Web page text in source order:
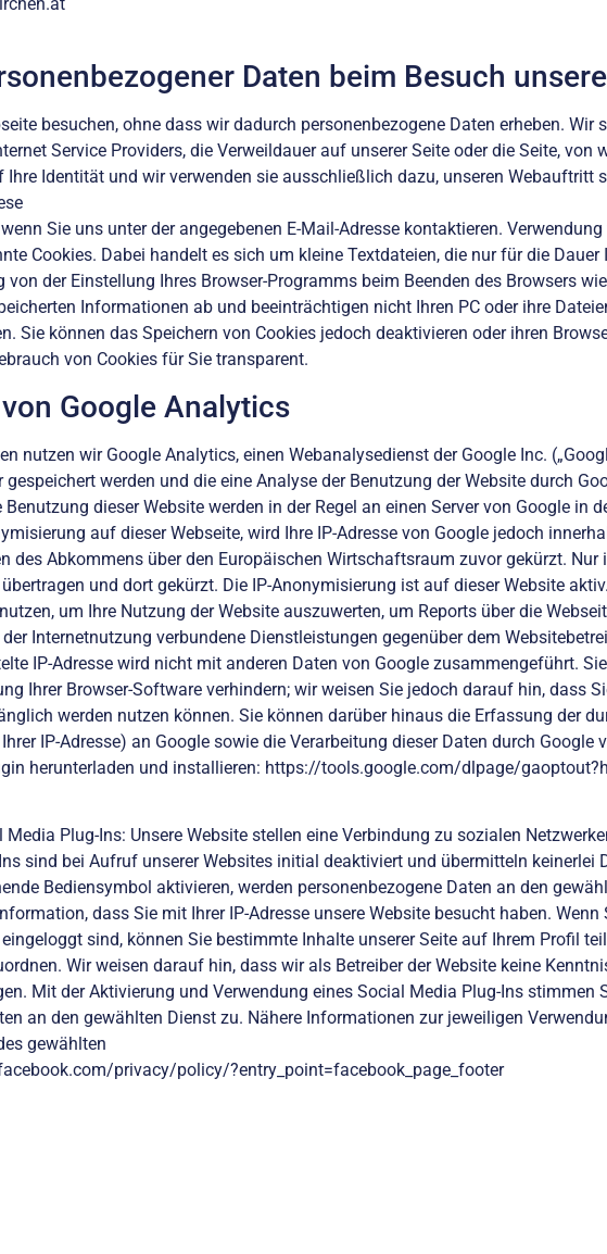
Daten beim Besuch
besuchen, ohne dass wir dadurch personenbezogene Daten erheben.
Service Providers, die Verweildauer auf unserer Seite oder die Seite,
Ihre Identität und wir verwenden sie ausschließlich dazu, unseren Webauftritt
Sie uns unter der angegebenen E-Mail-Adresse kontaktieren.
Cookies. Dabei handelt es sich um kleine Textdateien, die nur für die
der Einstellung Ihres Browser-Programms beim Beenden des Browsers
Informationen ab und beeinträchtigen nicht Ihren PC oder ihre
Sie können das Speichern von Cookies jedoch deaktivieren oder ihren
von Cookies für Sie transparent.
Google Analytics
nutzen wir Google Analytics, einen Webanalysedienst der Google Inc.
werden und die eine Analyse der Benutzung der Website durch
dieser Website werden in der Regel an einen Server von Google in
auf dieser Webseite, wird Ihre IP-Adresse von Google jedoch
des Abkommens über den Europäischen Wirtschaftsraum zuvor gekürzt.
und dort gekürzt. Die IP-Anonymisierung ist auf dieser Website
um Ihre Nutzung der Website auszuwerten, um Reports über die
Internetnutzung verbundene Dienstleistungen gegenüber dem
IP-Adresse wird nicht mit anderen Daten von Google zusammengeführt.
Ihrer Browser-Software verhindern; wir weisen Sie jedoch darauf hin, dass
werden nutzen können. Sie können darüber hinaus die Erfassung der
IP-Adresse) an Google sowie die Verarbeitung dieser Daten durch
herunterladen und installieren: https://tools.google.com/dlpage/
Plug-Ins: Unsere Website stellen eine Verbindung zu sozialen
sind bei Aufruf unserer Websites initial deaktiviert und übermitteln keinerlei
Bediensymbol aktivieren, werden personenbezogene Daten an den
dass Sie mit Ihrer IP-Adresse unsere Website besucht haben.
sind, können Sie bestimmte Inhalte unserer Seite auf Ihrem Profil
Wir weisen darauf hin, dass wir als Betreiber der Website keine
Mit der Aktivierung und Verwendung eines Social Media Plug-Ins stimmen
an den gewählten Dienst zu. Nähere Informationen zur jeweiligen
gewählten
privacy/policy/?entry_point=facebook_page_footer